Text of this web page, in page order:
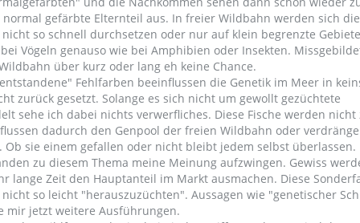
gefärbte Elternteil aus. In freier Wildbahn werden sich die
so schnell durchsetzen oder nur auf klein begrenzte
Vögeln genauso wie bei Amphibien oder Insekten.
über kurz oder lang eh keine Chance.
Fehlfarben beeinflussen die Genetik im Meer in
zurück gesetzt. Solange es sich nicht um gewollt gezüchtete
sehe ich dabei nichts verwerfliches. Diese Fische werden nicht
dadurch den Genpool der freien Wildbahn oder
sie einem gefallen oder nicht bleibt jedem selbst überlassen.
zu diesem Thema meine Meinung aufzwingen. Gewiss
lange Zeit den Hauptanteil im Markt ausmachen. Diese
so leicht "herauszuzüchten". Aussagen wie "genetischer
mir jetzt weitere Ausführungen.